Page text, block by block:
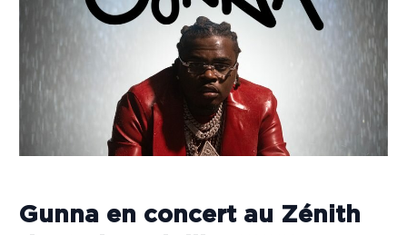
Gunna en concert au Zénith